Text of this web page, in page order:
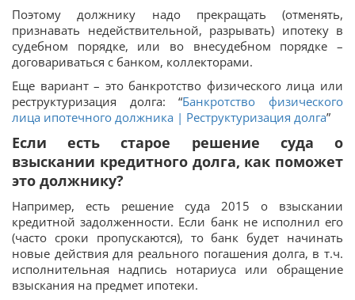
Поэтому должнику надо прекращать (отменять,
признавать недействительной, разрывать) ипотеку в
судебном порядке, или во внесудебном порядке –
договариваться с банком, коллекторами.
Еще вариант – это банкротство физического лица или
реструктуризация долга: “Банкротство физического
лица ипотечного должника | Реструктуризация долга”
Если есть старое решение суда о
взыскании кредитного долга, как поможет
это должнику?
Например, есть решение суда 2015 о взыскании
кредитной задолженности. Если банк не исполнил его
(часто сроки пропускаются), то банк будет начинать
новые действия для реального погашения долга, в т.ч.
исполнительная надпись нотариуса или обращение
взыскания на предмет ипотеки.